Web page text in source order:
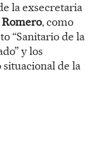
la exsecretaria
Romero, como
“Sanitario de la
y los
de la